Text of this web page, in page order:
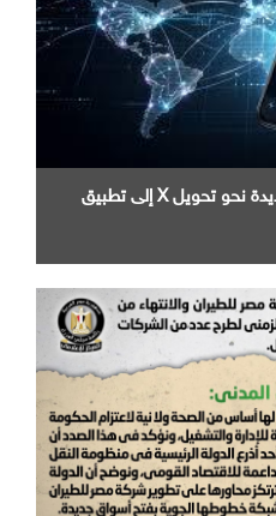
إطلاق " XChat " في خطوة جديدة نحو تحويل X إلى تطبيق